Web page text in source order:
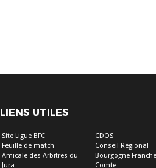
LIENS UTILES
Site Ligue BFC
Feuille de match
Amicale des Arbitres du
Jura
CDOS
Conseil Régional
Bourgogne
Comte